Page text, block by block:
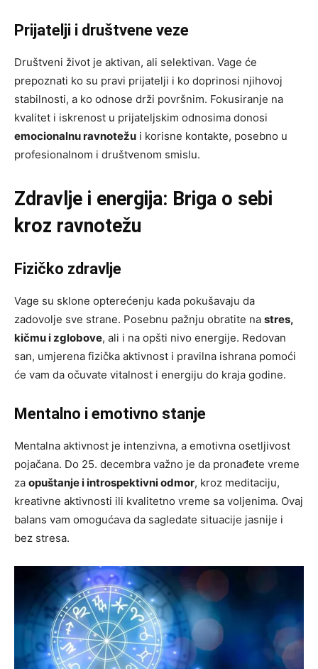
Prijatelji i društvene veze
Društveni život je aktivan, ali selektivan. Vage će
prepoznati ko su pravi prijatelji i ko doprinosi njihovoj
stabilnosti, a ko odnose drži površnim. Fokusiranje na
kvalitet i iskrenost u prijateljskim odnosima donosi
emocionalnu ravnotežu i korisne kontakte, posebno u
profesionalnom i društvenom smislu.
Zdravlje i energija: Briga o sebi
kroz ravnotežu
Fizičko zdravlje
Vage su sklone opterećenju kada pokušavaju da
zadovolje sve strane. Posebnu pažnju obratite na stres,
kičmu i zglobove, ali i na opšti nivo energije. Redovan
san, umjerena fizička aktivnost i pravilna ishrana pomoći
će vam da očuvate vitalnost i energiju do kraja godine.
Mentalno i emotivno stanje
Mentalna aktivnost je intenzivna, a emotivna osetljivost
pojačana. Do 25. decembra važno je da pronađete vreme
za opuštanje i introspektivni odmor, kroz meditaciju,
kreativne aktivnosti ili kvalitetno vreme sa voljenima. Ovaj
balans vam omogućava da sagledate situacije jasnije i
bez stresa.